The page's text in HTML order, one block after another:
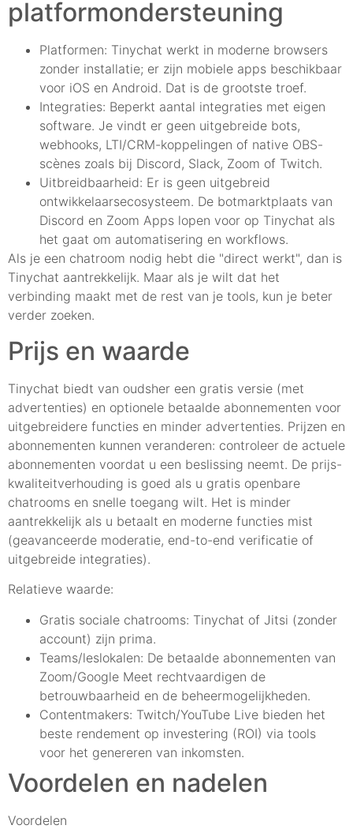
platformondersteuning
Platformen: Tinychat werkt in moderne browsers
zonder installatie; er zijn mobiele apps beschikbaar
voor iOS en Android. Dat is de grootste troef.
Integraties: Beperkt aantal integraties met eigen
software. Je vindt er geen uitgebreide bots,
webhooks, LTI/CRM-koppelingen of native OBS-
scènes zoals bij Discord, Slack, Zoom of Twitch.
Uitbreidbaarheid: Er is geen uitgebreid
ontwikkelaarsecosysteem. De botmarktplaats van
Discord en Zoom Apps lopen voor op Tinychat als
het gaat om automatisering en workflows.
Als je een chatroom nodig hebt die "direct werkt", dan is
Tinychat aantrekkelijk. Maar als je wilt dat het
verbinding maakt met de rest van je tools, kun je beter
verder zoeken.
Prijs en waarde
Tinychat biedt van oudsher een gratis versie (met
advertenties) en optionele betaalde abonnementen voor
uitgebreidere functies en minder advertenties. Prijzen en
abonnementen kunnen veranderen: controleer de actuele
abonnementen voordat u een beslissing neemt. De prijs-
kwaliteitverhouding is goed als u gratis openbare
chatrooms en snelle toegang wilt. Het is minder
aantrekkelijk als u betaalt en moderne functies mist
(geavanceerde moderatie, end-to-end verificatie of
uitgebreide integraties).
Relatieve waarde:
Gratis sociale chatrooms: Tinychat of Jitsi (zonder
account) zijn prima.
Teams/leslokalen: De betaalde abonnementen van
Zoom/Google Meet rechtvaardigen de
betrouwbaarheid en de beheermogelijkheden.
Contentmakers: Twitch/YouTube Live bieden het
beste rendement op investering (ROI) via tools
voor het genereren van inkomsten.
Voordelen en nadelen
Voordelen